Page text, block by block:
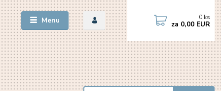
Menu 0 ks
za 0,00 EUR